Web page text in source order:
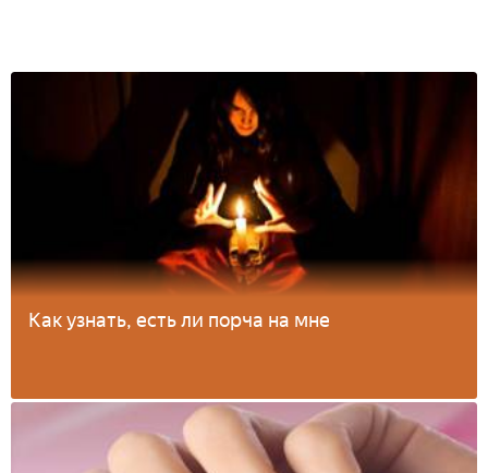
Как узнать, есть ли порча на мне